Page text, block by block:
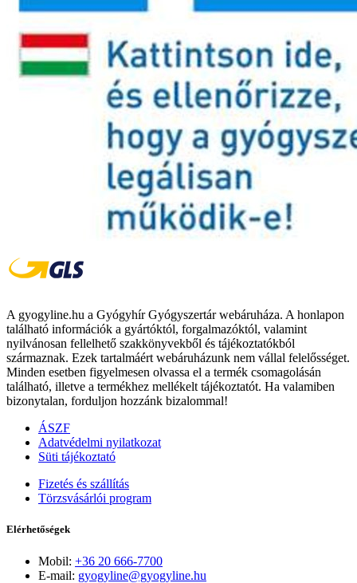
A gyogyline.hu a Gyógyhír Gyógyszertár webáruháza. A honlapon
található információk a gyártóktól, forgalmazóktól, valamint
nyilvánosan fellelhető szakkönyvekből és tájékoztatókból
származnak. Ezek tartalmáért webáruházunk nem vállal felelősséget.
Minden esetben figyelmesen olvassa el a termék csomagolásán
található, illetve a termékhez mellékelt tájékoztatót. Ha valamiben
bizonytalan, forduljon hozzánk bizalommal!
ÁSZF
Adatvédelmi nyilatkozat
Süti tájékoztató
Fizetés és szállítás
Törzsvásárlói program
Elérhetőségek
Mobil: +36 20 666-7700
E-mail: gyogyline@gyogyline.hu